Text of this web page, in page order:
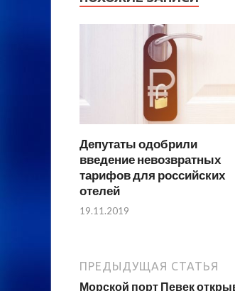
Депутаты одобрили
введение невозвратных
тарифов для российских
отелей
19.11.2019
ПРЕДЫДУЩАЯ СТАТЬЯ
Морской порт Певек